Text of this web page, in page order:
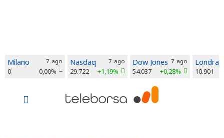
Milano 7-ago
0 0,00%
Nasdaq 7-ago
29.722 +1,19%
Dow Jones 7-ago
54.037 +0,28%
Londra
10.901